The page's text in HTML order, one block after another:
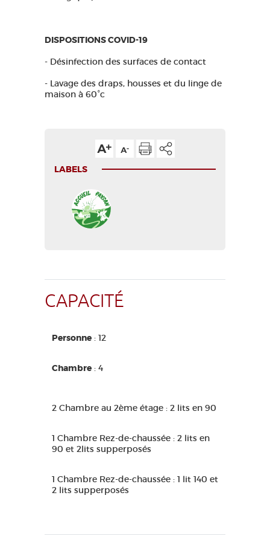
DISPOSITIONS COVID-19
- Désinfection des surfaces de contact
- Lavage des draps, housses et du linge de
maison à 60°c
LABELS
CAPACITÉ
Personne : 12
Chambre : 4
2 Chambre au 2ème étage : 2 lits en 90
1 Chambre Rez-de-chaussée : 2 lits en
90 et 2lits supperposés
1 Chambre Rez-de-chaussée : 1 lit 140 et
2 lits supperposés